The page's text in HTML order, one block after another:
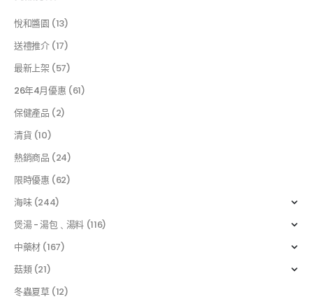
悅和醬園 (13)
送禮推介 (17)
最新上架 (57)
26年4月優惠 (61)
保健產品 (2)
清貨 (10)
熱銷商品 (24)
限時優惠 (62)
海味 (244)
煲湯 - 湯包﹑湯料 (116)
中藥材 (167)
菇類 (21)
冬蟲夏草 (12)